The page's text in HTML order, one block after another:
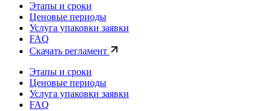
Этапы и сроки
Ценовые периоды
Услуга упаковки заявки
FAQ
Скачать регламент
Этапы и сроки
Ценовые периоды
Услуга упаковки заявки
FAQ